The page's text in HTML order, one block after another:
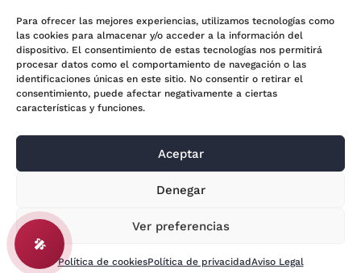
Para ofrecer las mejores experiencias, utilizamos tecnologías como
las cookies para almacenar y/o acceder a la información del
dispositivo. El consentimiento de estas tecnologías nos permitirá
procesar datos como el comportamiento de navegación o las
identificaciones únicas en este sitio. No consentir o retirar el
consentimiento, puede afectar negativamente a ciertas
características y funciones.
Aceptar
Denegar
Ver preferencias
Política de cookiesPolítica de privacidadAviso Legal
Categorías
Actualidad
Noticias Jurídicas
Subastas
Aviso Legal
🎤